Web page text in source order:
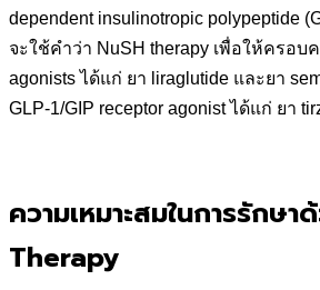
dependent insulinotropic polypeptide
จะใช้คำว่า NuSH therapy เพื่อให้ครอบ
agonists ได้แก่ ยา liraglutide และยา
GLP-1/GIP receptor agonist ได้แก่ ยา
ความเหมาะสมในการรักษา
Therapy